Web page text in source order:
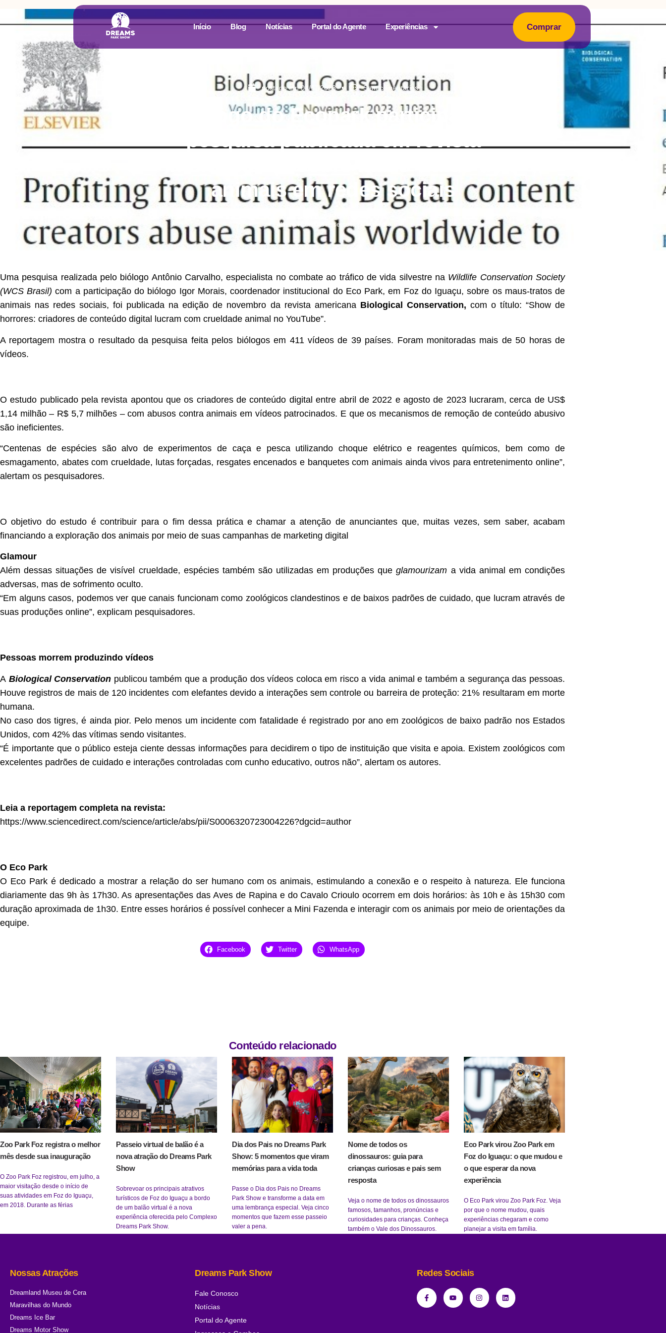
Início Blog Notícias Portal do Agente Experiências Comprar
postado em 04/11/2023 Sem comentários
Biólogo do Ecopark participa de
pesquisa publicada em revista
animais em redes sociais
Abilene Rodrigues Assessoria De Imprensa
Uma pesquisa realizada pelo biólogo Antônio Carvalho, especialista no combate ao tráfico de vida silvestre na Wildlife Conservation Society
(WCS Brasil)com a participação do biólogo Igor Morais, coordenador institucional do Eco Park, em Foz do Iguaçu, sobre os maus-tratos de
animais nas redes sociais, foi publicada na edição de novembro da revista americana Biological Conservation, com o título: “Show de
horrores: criadores de conteúdo digital lucram com crueldade animal no YouTube”.
A reportagem mostra o resultado da pesquisa feita pelos biólogos em 411 vídeos de 39 países. Foram monitoradas mais de 50 horas de
vídeos.
O estudo publicado pela revista apontou que os criadores de conteúdo digital entre abril de 2022 e agosto de 2023 lucraram, cerca de US$
1,14 milhão – R$ 5,7 milhões – com abusos contra animais em vídeos patrocinados. E que os mecanismos de remoção de conteúdo abusivo
são ineficientes.
“Centenas de espécies são alvo de experimentos de caça e pesca utilizando choque elétrico e reagentes químicos, bem como de
esmagamento, abates com crueldade, lutas forçadas, resgates encenados e banquetes com animais ainda vivos para entretenimento online”,
alertam os pesquisadores.
O objetivo do estudo é contribuir para o fim dessa prática e chamar a atenção de anunciantes que, muitas vezes, sem saber, acabam
financiando a exploração dos animais por meio de suas campanhas de marketing digital
Glamour
Além dessas situações de visível crueldade, espécies também são utilizadas em produções queglamourizam a vida animal em condições
adversas, mas de sofrimento oculto.
“Em alguns casos, podemos ver que canais funcionam como zoológicos clandestinos e de baixos padrões de cuidado, que lucram através de
suas produções online”, explicam pesquisadores.
Pessoas morrem produzindo vídeos
A Biological Conservation publicou também que a produção dos vídeos coloca em risco a vida animal e também a segurança das pessoas.
Houve registros de mais de 120 incidentes com elefantes devido a interações sem controle ou barreira de proteção: 21% resultaram em morte
humana.
No caso dos tigres, é ainda pior. Pelo menos um incidente com fatalidade é registrado por ano em zoológicos de baixo padrão nos Estados
Unidos, com 42% das vítimas sendo visitantes.
“É importante que o público esteja ciente dessas informações para decidirem o tipo de instituição que visita e apoia. Existem zoológicos com
excelentes padrões de cuidado e interações controladas com cunho educativo, outros não”, alertam os autores.
Leia a reportagem completa na revista:
https://www.sciencedirect.com/science/article/abs/pii/S0006320723004226?dgcid=author
O Eco Park
O Eco Park é dedicado a mostrar a relação do ser humano com os animais, estimulando a conexão e o respeito à natureza. Ele funciona
diariamente das 9h às 17h30. As apresentações das Aves de Rapina e do Cavalo Crioulo ocorrem em dois horários: às 10h e às 15h30 com
duração aproximada de 1h30. Entre esses horários é possível conhecer a Mini Fazenda e interagir com os animais por meio de orientações da
equipe.
Facebook Twitter WhatsApp
Conteúdo relacionado
Zoo Park Foz registra o melhor
mês desde sua inauguração
O Zoo Park Foz registrou, em julho, a
maior visitação desde o início de
suas atividades em Foz do Iguaçu,
em 2018. Durante as férias
Passeio virtual de balão é a
nova atração do Dreams Park
Show
Sobrevoar os principais atrativos
turísticos de Foz do Iguaçu a bordo
de um balão virtual é a nova
experiência oferecida pelo Complexo
Dreams Park Show.
Dia dos Pais no Dreams Park
Show: 5 momentos que viram
memórias para a vida toda
Passe o Dia dos Pais no Dreams
Park Show e transforme a data em
uma lembrança especial. Veja cinco
momentos que fazem esse passeio
valer a pena.
Nome de todos os
dinossauros: guia para
crianças curiosas e pais sem
resposta
Veja o nome de todos os dinossauros
famosos, tamanhos, pronúncias e
curiosidades para crianças. Conheça
também o Vale dos Dinossauros.
Eco Park virou Zoo Park em
Foz do Iguaçu: o que mudou e
o que esperar da nova
experiência
O Eco Park virou Zoo Park Foz. Veja
por que o nome mudou, quais
experiências chegaram e como
planejar a visita em família.
Nossas Atrações
Dreamland Museu de Cera
Maravilhas do Mundo
Dreams Ice Bar
Dreams Motor Show
Dreams Park Show
Fale Conosco
Notícias
Portal do Agente
Redes Sociais